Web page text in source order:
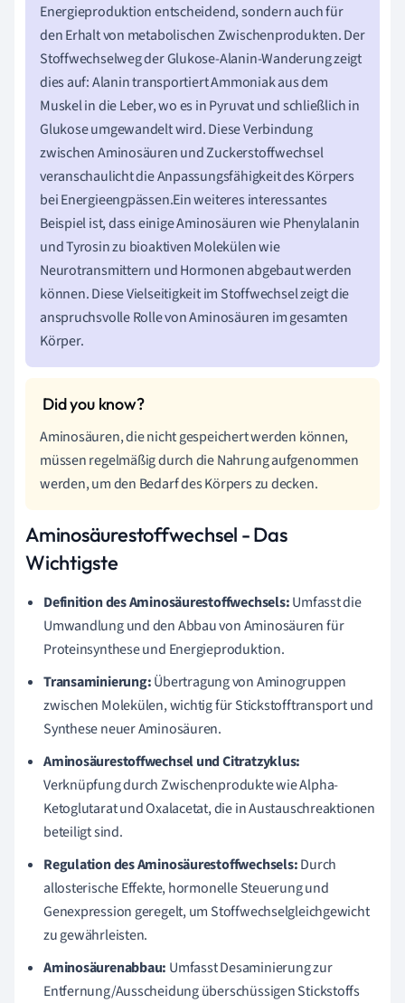
Energieproduktion entscheidend, sondern auch für
den Erhalt von metabolischen Zwischenprodukten. Der
Stoffwechselweg der Glukose-Alanin-Wanderung zeigt
dies auf: Alanin transportiert Ammoniak aus dem
Muskel in die Leber, wo es in Pyruvat und schließlich in
Glukose umgewandelt wird. Diese Verbindung
zwischen Aminosäuren und Zuckerstoffwechsel
veranschaulicht die Anpassungsfähigkeit des Körpers
bei Energieengpässen.Ein weiteres interessantes
Beispiel ist, dass einige Aminosäuren wie Phenylalanin
und Tyrosin zu bioaktiven Molekülen wie
Neurotransmittern und Hormonen abgebaut werden
können. Diese Vielseitigkeit im Stoffwechsel zeigt die
anspruchsvolle Rolle von Aminosäuren im gesamten
Körper.
Aminosäuren, die nicht gespeichert werden können,
müssen regelmäßig durch die Nahrung aufgenommen
werden, um den Bedarf des Körpers zu decken.
Aminosäurestoffwechsel - Das
Wichtigste
Definition des Aminosäurestoffwechsels:Umfasst die
Umwandlung und den Abbau von Aminosäuren für
Proteinsynthese und Energieproduktion.
Transaminierung:Übertragung von Aminogruppen
zwischen Molekülen, wichtig für Stickstofftransport und
Synthese neuer Aminosäuren.
Aminosäurestoffwechsel und Citratzyklus:
Verknüpfung durch Zwischenprodukte wie Alpha-
Ketoglutarat und Oxalacetat, die in Austauschreaktionen
beteiligt sind.
Regulation des Aminosäurestoffwechsels:Durch
allosterische Effekte, hormonelle Steuerung und
Genexpression geregelt, um Stoffwechselgleichgewicht
zu gewährleisten.
Aminosäurenabbau: Umfasst Desaminierung zur
Entfernung/Ausscheidung überschüssigen Stickstoffs